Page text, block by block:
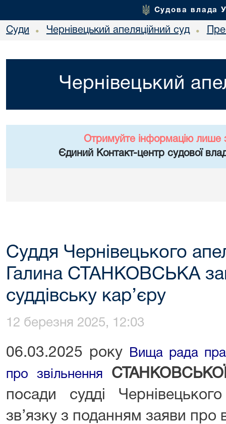
Судова влада
Суди • Чернівецький апеляційний суд •
Чернівецький
Отримуйте інформацію лише
Єдиний Контакт-центр судової
Суддя Чернівецького
Галина СТАНКОВСЬКА
суддівську кар’єру
12 березня 2025, 12:03
06.03.2025 року
Вища рада
про звільнення
посади судді
зв’язку з поданням заяви про